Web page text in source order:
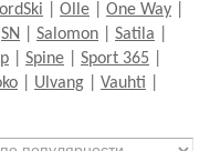
Olle One Way
SN Salomon Satila
Spine Sport 365
Ulvang Vauhti